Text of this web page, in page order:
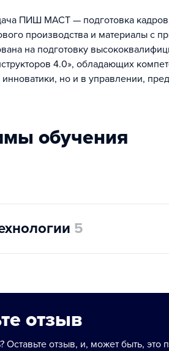
ПИШ МАСТ — подготовка
производства и материалы с
на подготовку
4.0», обладающих
но и в управлении,
обучения
5
отзыв
Оставьте отзыв, и, может быть, это